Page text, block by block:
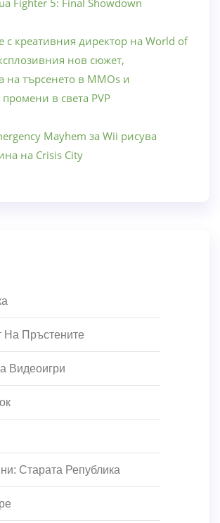
Fighter 5: Final Showdown
с креативния директор на World of
нов сюжет,
на търсенето в MMOs и
в света PVP
Mayhem за Wii рисува
на Crisis City
На Пръстените
Видеоигри
Старата Република